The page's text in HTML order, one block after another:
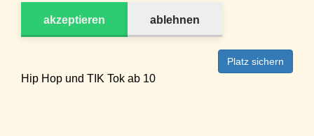
akzeptieren ablehnen
Platz sichern
Hip Hop und TIK Tok ab 10